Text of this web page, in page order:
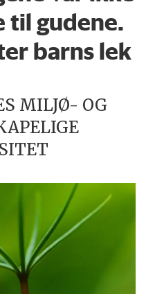
til gudene.
barns lek
MILJØ- OG